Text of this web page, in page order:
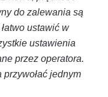
do zalewania są
ustawić w
ustawienia
przez operatora.
jednym